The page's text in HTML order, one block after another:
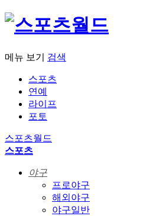
메뉴 보기 검색
스포츠
연예
라이프
포토
스포츠월드
스포츠
야구
프로야구
해외야구
야구일반